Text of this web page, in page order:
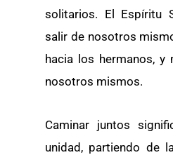
solitarios. El Espíritu
salir de nosotros
hacia los hermanos, y
nosotros mismos.
Caminar juntos
unidad, partiendo de